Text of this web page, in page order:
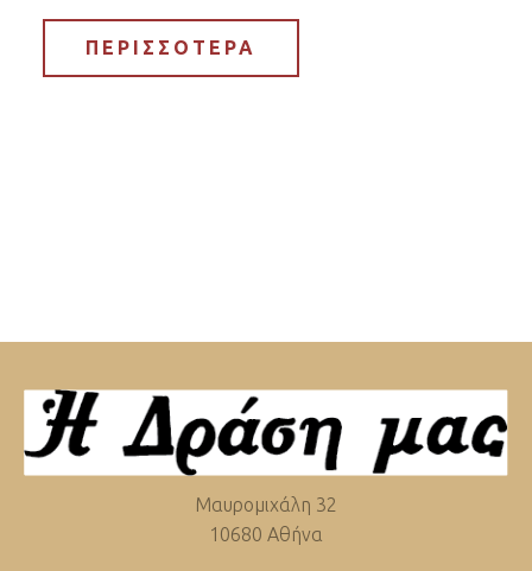
ΠΕΡΙΣΣΟΤΕΡΑ
Μαυρομιχάλη 32
10680 Αθήνα